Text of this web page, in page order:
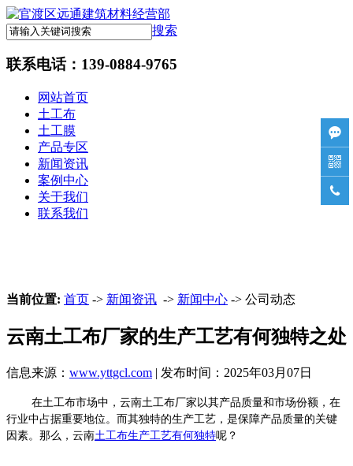
搜索
联系电话： 139-0884-9765
网站首页
土工布
土工膜
产品专区
新闻资讯
案例中心
关于我们
联系我们
当前位置: 首页 -> 新闻资讯 -> 新闻中心 -> 公司动态
云南土工布厂家的生产工艺有何独特之处
信息来源： www.yttgcl.com | 发布时间：2025年03月07日
在土工布市场中，云南土工布厂家以其产品质量和市场份额，在
行业中占据重要地位。而其独特的生产工艺，是保障产品质量的关键
因素。那么，云南土工布生产工艺有何独特呢？


